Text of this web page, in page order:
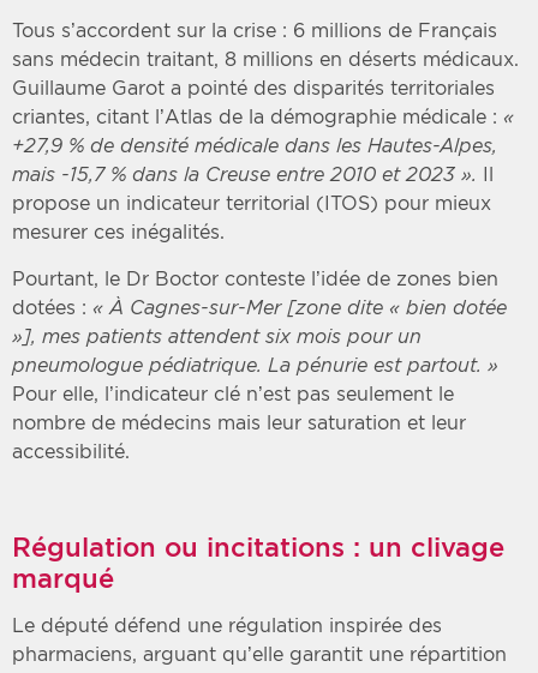
Tous s’accordent sur la crise : 6 millions de Français
sans médecin traitant, 8 millions en déserts médicaux.
Guillaume Garot a pointé des disparités territoriales
criantes, citant l’Atlas de la démographie médicale : «
+27,9 % de densité médicale dans les Hautes-Alpes,
mais -15,7 % dans la Creuse entre 2010 et 2023 ». Il
propose un indicateur territorial (ITOS) pour mieux
mesurer ces inégalités.
Pourtant, le Dr Boctor conteste l’idée de zones bien
dotées : « À Cagnes-sur-Mer [zone dite « bien dotée
»], mes patients attendent six mois pour un
pneumologue pédiatrique. La pénurie est partout. »
Pour elle, l’indicateur clé n’est pas seulement le
nombre de médecins mais leur saturation et leur
accessibilité.
Régulation ou incitations : un clivage
marqué
Le député défend une régulation inspirée des
pharmaciens, arguant qu’elle garantit une répartition